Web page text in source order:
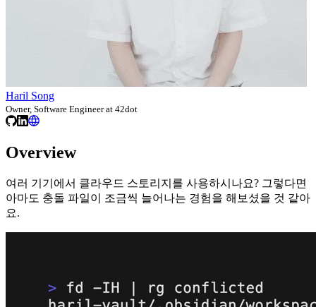
Haril Song
Owner, Software Engineer at 42dot
Overview
여러 기기에서 클라우드 스토리지를 사용하시나요? 그렇다면
아마도 충돌 파일이 조금씩 늘어나는 경험을 해보셨을 것 같아
요.